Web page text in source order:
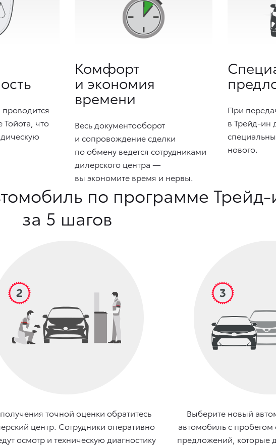
что
Комфорт
и экономия
времени
Весь документооборот
и сопровождение сделки
по обмену ведется сотрудниками
дилерского центра —
вы экономите время и нервы.
При
в Трейд-ин
нового.
по программе Трейд-
за 5 шагов
точной оценки обратитесь
центр. Сотрудники оперативно
осмотр и техническую диагностику
Выберите новый
автомобиль с
предложений, которые